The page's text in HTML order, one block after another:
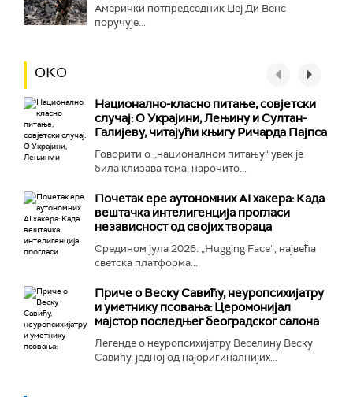
Амерички потпредседник Џеј Ди Венс
поручује...
ОКО
Национално-класнo питање, совјетски
случај: О Украјини, Лењину и Султан-
Галијеву, читајући књигу Ричарда Пајпса
Говорити о „националном питању“ увек је
била клизава тема, нарочито...
Почетак ере аутономних AI хакера: Када
вештачка интелигенција прогласи
независност од својих твораца
Средином јула 2026. „Hugging Face“, највећа
светска платформа...
Приче о Веску Савићу, неуропсихијатру
и уметнику псовања: Церомонијал
мајстор последњег београдског салона
Легенде о неуропсихијатру Веселину Веску
Савићу, једној од најоригиналнијих...